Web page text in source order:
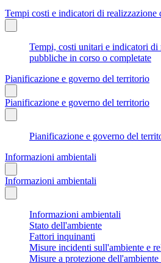
Tempi costi e indicatori di realizzazione
Tempi, costi unitari e indicatori di
pubbliche in corso o completate
Pianificazione e governo del territorio
Pianificazione e governo del territorio
Pianificazione e governo del
Informazioni ambientali
Informazioni ambientali
Informazioni ambientali
Stato dell'ambiente
Fattori inquinanti
Misure incidenti sull'ambiente e
Misure a protezione